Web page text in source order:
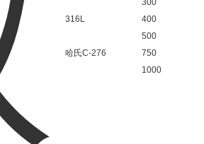
316L
哈氏C-276
300
400
500
750
1000